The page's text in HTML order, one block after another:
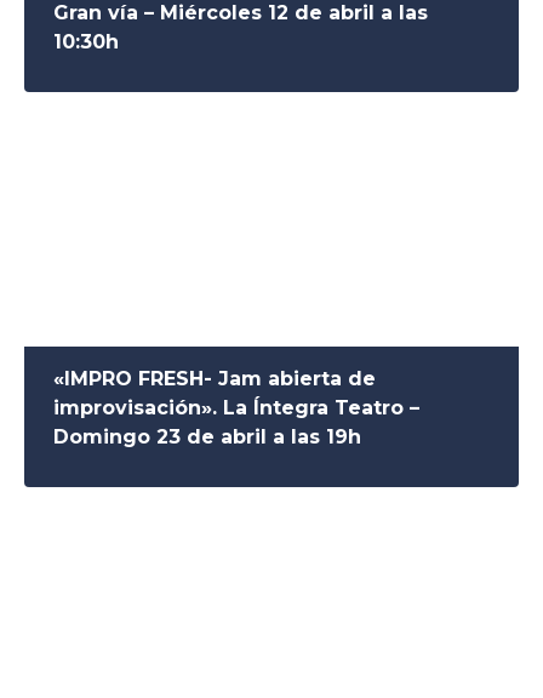
Gran vía – Miércoles 12 de abril a las
10:30h
«IMPRO FRESH- Jam abierta de
improvisación». La Íntegra Teatro –
Domingo 23 de abril a las 19h